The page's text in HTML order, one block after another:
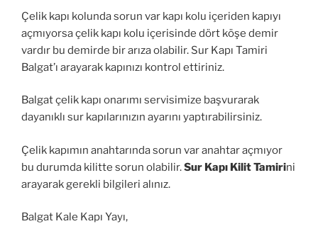
Çelik kapı kolunda sorun var kapı kolu içeriden kapıyı
açmıyorsa çelik kapı kolu içerisinde dört köşe demir
vardır bu demirde bir arıza olabilir. Sur Kapı Tamiri
Balgat’ı arayarak kapınızı kontrol ettiriniz.
Balgat çelik kapı onarımı servisimize başvurarak
dayanıklı sur kapılarınızın ayarını yaptırabilirsiniz.
Çelik kapımın anahtarında sorun var anahtar açmıyor
bu durumda kilitte sorun olabilir.Sur Kapı Kilit Tamirini
arayarak gerekli bilgileri alınız.
Balgat Kale Kapı Yayı,